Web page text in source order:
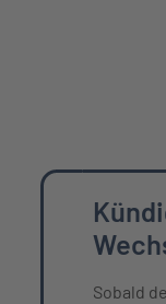
Sobald